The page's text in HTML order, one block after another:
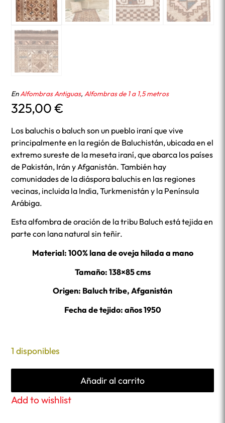
EnAlfombras Antiguas,Alfombras de 1 a 1,5 metros
325,00€
Los baluchis o baluch son un pueblo iraní que vive
principalmente en la región de Baluchistán, ubicada en el
extremo sureste de la meseta iraní, que abarca los países
de Pakistán, Irán y Afganistán. También hay
comunidades de la diáspora baluchis en las regiones
vecinas, incluida la India, Turkmenistán y la Península
Arábiga.
Esta alfombra de oración de la tribu Baluch está tejida en
parte con lana natural sin teñir.
Material: 100% lana de oveja hilada a mano
Tamaño: 138×85 cms
Origen: Baluch tribe, Afganistán
Fecha de tejido: años 1950
1 disponibles
Añadir al carrito
Add to wishlist